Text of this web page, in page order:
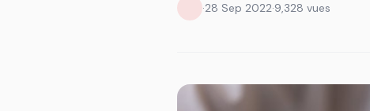
·28 Sep 2022·9,328 vues